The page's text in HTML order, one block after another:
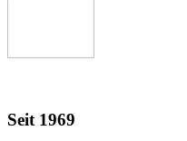
Seit 1969